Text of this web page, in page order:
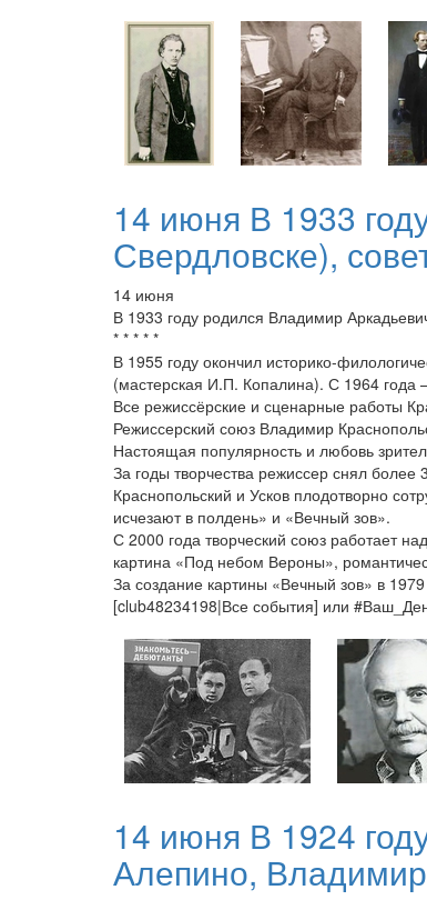
14 июня В 1933
Свердловске),
14 июня
В 1933 году родился Владимир
* * * * *
В 1955 году окончил историко-
(мастерская И.П. Копалина). С 1964
Все режиссёрские и сценарные работы
Режиссерский союз Владимир
Настоящая популярность и любовь
За годы творчества режиссер снял более
Краснопольский и Усков плодотворно
исчезают в полдень» и «Вечный зов».
С 2000 года творческий союз работает
картина «Под небом Вероны»,
За создание картины «Вечный зов» в
[club48234198|Все события] или
14 июня В 1924
Алепино,